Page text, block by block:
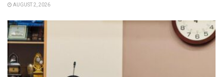
AUGUST 2, 2026